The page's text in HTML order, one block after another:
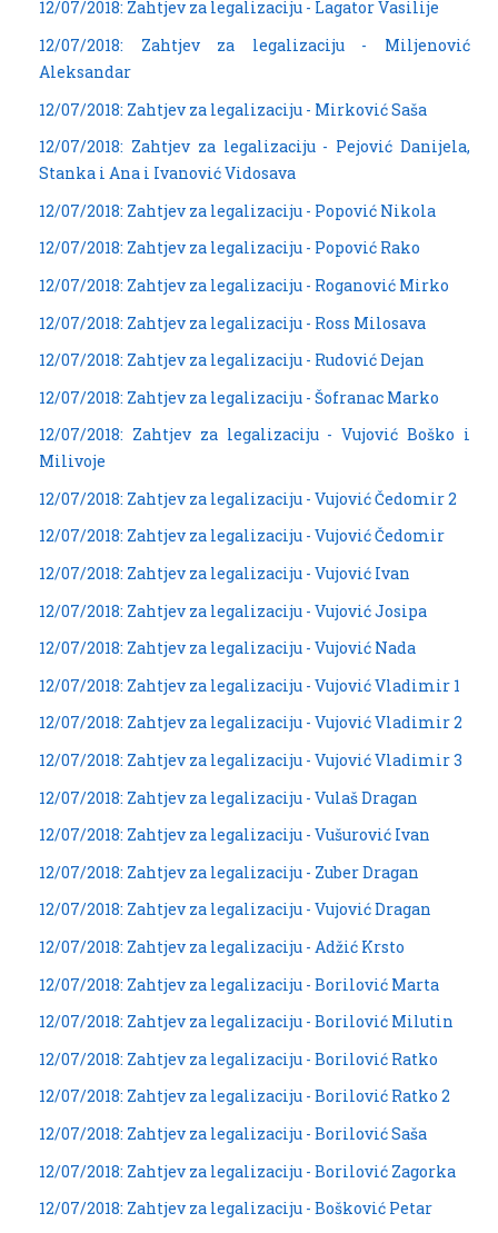
12/07/2018: Zahtjev za legalizaciju - Lagator Vasilije
12/07/2018: Zahtjev za legalizaciju - Miljenović
Aleksandar
12/07/2018: Zahtjev za legalizaciju - Mirković Saša
12/07/2018: Zahtjev za legalizaciju - Pejović Danijela,
Stanka i Ana i Ivanović Vidosava
12/07/2018: Zahtjev za legalizaciju - Popović Nikola
12/07/2018: Zahtjev za legalizaciju - Popović Rako
12/07/2018: Zahtjev za legalizaciju - Roganović Mirko
12/07/2018: Zahtjev za legalizaciju - Ross Milosava
12/07/2018: Zahtjev za legalizaciju - Rudović Dejan
12/07/2018: Zahtjev za legalizaciju - Šofranac Marko
12/07/2018: Zahtjev za legalizaciju - Vujović Boško i
Milivoje
12/07/2018: Zahtjev za legalizaciju - Vujović Čedomir 2
12/07/2018: Zahtjev za legalizaciju - Vujović Čedomir
12/07/2018: Zahtjev za legalizaciju - Vujović Ivan
12/07/2018: Zahtjev za legalizaciju - Vujović Josipa
12/07/2018: Zahtjev za legalizaciju - Vujović Nada
12/07/2018: Zahtjev za legalizaciju - Vujović Vladimir 1
12/07/2018: Zahtjev za legalizaciju - Vujović Vladimir 2
12/07/2018: Zahtjev za legalizaciju - Vujović Vladimir 3
12/07/2018: Zahtjev za legalizaciju - Vulaš Dragan
12/07/2018: Zahtjev za legalizaciju - Vušurović Ivan
12/07/2018: Zahtjev za legalizaciju - Zuber Dragan
12/07/2018: Zahtjev za legalizaciju - Vujović Dragan
12/07/2018: Zahtjev za legalizaciju - Adžić Krsto
12/07/2018: Zahtjev za legalizaciju - Borilović Marta
12/07/2018: Zahtjev za legalizaciju - Borilović Milutin
12/07/2018: Zahtjev za legalizaciju - Borilović Ratko
12/07/2018: Zahtjev za legalizaciju - Borilović Ratko 2
12/07/2018: Zahtjev za legalizaciju - Borilović Saša
12/07/2018: Zahtjev za legalizaciju - Borilović Zagorka
12/07/2018: Zahtjev za legalizaciju - Bošković Petar